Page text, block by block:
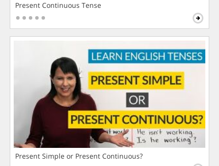
Present Continuous Tense
Present Simple or Present Continuous?